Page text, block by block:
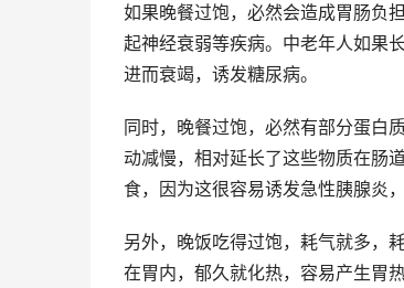
如果晚餐过饱，必然会造成胃肠负
起神经衰弱等疾病。中老年人如果
进而衰竭，诱发糖尿病。
同时，晚餐过饱，必然有部分蛋白
动减慢，相对延长了这些物质在肠
食，因为这很容易诱发急性胰腺炎
另外，晚饭吃得过饱，耗气就多，
在胃内，郁久就化热，容易产生胃